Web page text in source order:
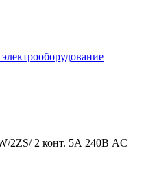
2ZS/ 2 конт. 5А 240В AC